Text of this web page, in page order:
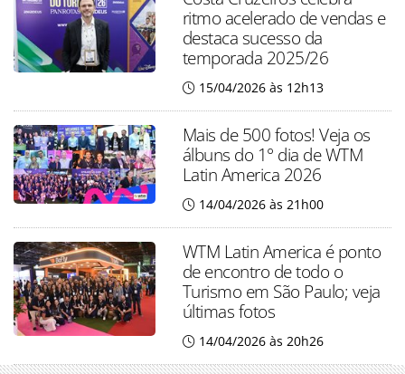
ritmo acelerado de vendas e
destaca sucesso da
temporada 2025/26
15/04/2026 às 12h13
Mais de 500 fotos! Veja os
álbuns do 1° dia de WTM
Latin America 2026
14/04/2026 às 21h00
WTM Latin America é ponto
de encontro de todo o
Turismo em São Paulo; veja
últimas fotos
14/04/2026 às 20h26